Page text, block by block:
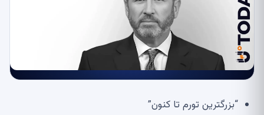
“بزرگترین تورم تا کنون”